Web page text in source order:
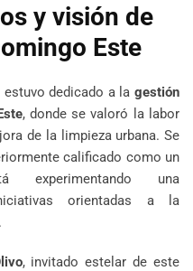
y visión de
Este
dedicado a la gestión
, donde se valoró la labor
de la limpieza urbana. Se
calificado como un
experimentando una
orientadas a la
, invitado estelar de este